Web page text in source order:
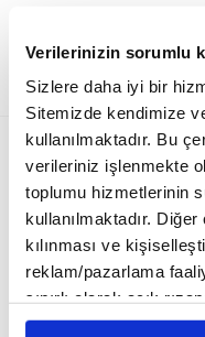
Verilerinizin sorumlu
Sizlere daha iyi bir
Sitemizde kendimize
kullanılmaktadır. Bu
verileriniz işlenmekte
toplumu hizmetlerinin
kullanılmaktadır.
kılınması ve
reklam/pazarlama
sınırlı olarak açık
Çerezlere ilişkin
11 Nisan 2023 11:22